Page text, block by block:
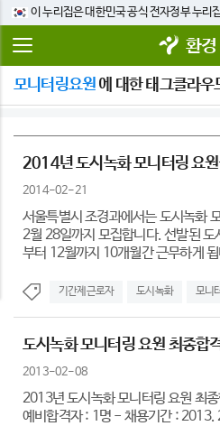
이 누리집은 대한민국 공식 전자정부 누리
환경
모니터링요원 에 대한 태그클라우
2014년 도시녹화 모니터링 요
2014-02-21
서울특별시 조경과에서는 도시녹화
2월 28일까지 모집합니다. 선발된
부터 12월까지 10개월간 근무하게
기간제근로자 도시녹화 모니
도시녹화 모니터링 요원 최종합
2013-02-08
2013년 도시녹화 모니터링 요원 최
예비합격자 : 1명 - 채용기간 :